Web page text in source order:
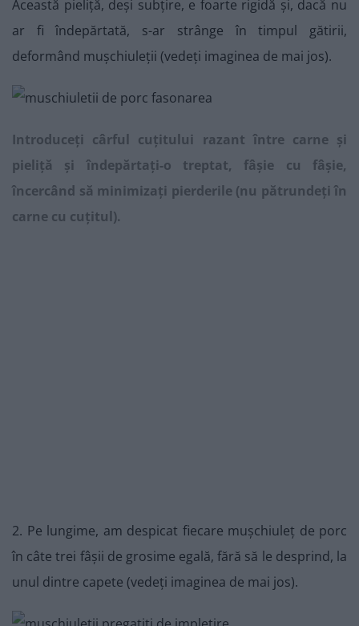
Această pieliță, deși subțire, e foarte rigidă și, dacă nu
ar fi îndepărtată, s-ar strânge în timpul gătirii,
deformând mușchiuleții (vedeți imaginea de mai jos).
Introduceți cârful cuțitului razant între carne și
pieliță și îndepărtați-o treptat, fâșie cu fâșie,
încercând să minimizați pierderile (nu pătrundeți în
carne cu cuțitul).
2. Pe lungime, am despicat fiecare mușchiuleț de porc
în câte trei fâșii de grosime egală, fără să le desprind, la
unul dintre capete (vedeți imaginea de mai jos).